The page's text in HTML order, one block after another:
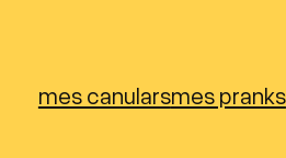
mes canularsmes pranks